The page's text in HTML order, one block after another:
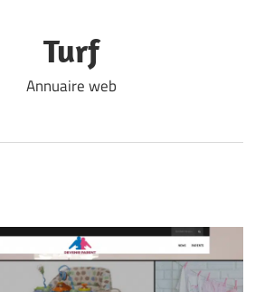
Turf
Annuaire web